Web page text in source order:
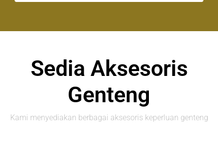
Sedia Aksesoris
Genteng
Kami menyediakan berbagai aksesoris keperluan genteng